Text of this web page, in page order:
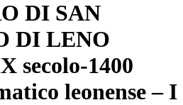
DI SAN
DI LENO
secolo-1400
leonense – I